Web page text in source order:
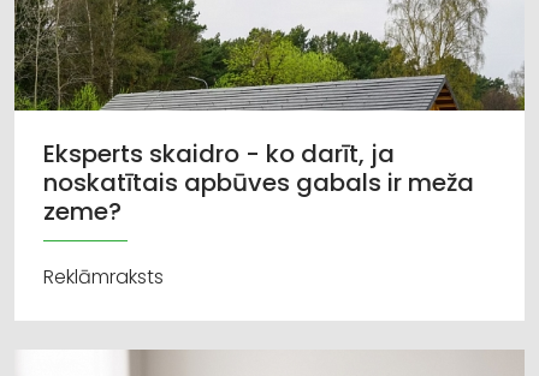
Eksperts skaidro - ko darīt, ja
noskatītais apbūves gabals ir meža
zeme?
Reklāmraksts